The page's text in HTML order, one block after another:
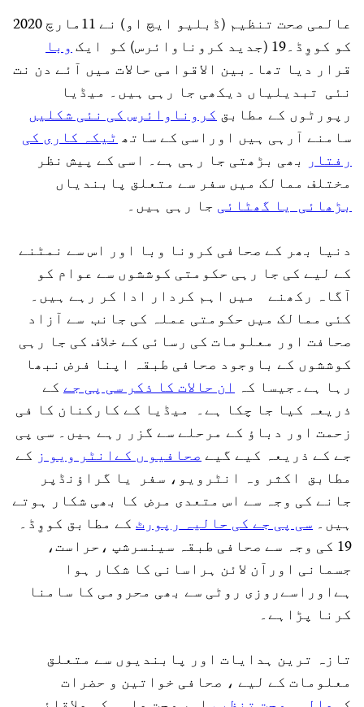
عالمی صحت تنظیم (ڈبلیو ایچ او) نے 11مارچ 2020
کو کووِڈ۔19 (جدید کروناوائرس) کو ایک
وبا
قرار دیا تھا۔بین الاقوامی حالات میں آئے دن نت
نئی تبدیلیاں دیکھی جا رہی ہیں۔ میڈیا
رپورٹوں کے مطابقکروناوائرس کی نئی شکلیں
سامنے آرہی ہیں اوراسی کے ساتھٹیکہ کاری کی
رفتار بھی بڑھتی جا رہی ہے۔ اسی کے پیش نظر
مختلف ممالک میں سفر سے متعلق پابندیاں
بڑھائی یا گھٹائی جا رہی ہیں۔
دنیا بھر کے صحافی کرونا وبا اور اس سے نمٹنے
کے لیے کی جا رہی حکومتی کوششوں سے عوام کو
آگاہ رکھنے میں اہم کردار ادا کر رہے ہیں۔
کئی ممالک میں حکومتی عملہ کی جانب سے آزاد
صحافت اور معلومات کی رسائی کے خلاف کی جا رہی
کوششوں کے باوجود صحافی طبقہ اپنا فرض نبھا
رہا ہے۔جیسا کہ ان حالات کا ذکر سی پی جے کے
ذریعہ کیا جا چکا ہے۔ میڈیا کے کارکنان کا فی
زحمت اور دباؤ کے مرحلے سے گزر رہے ہیں۔ سی پی
جے کے ذریعہ کیے گیےصحافیو ں کےانٹر ویو ز کے
مطابق اکثر وہ انٹرویو، سفر یا گراؤنڈپر
جانے کی وجہ سے اس متعدی مرض کا بھی شکار ہوتے
ہیں۔ سی پی جے کی حالیہ رپورٹ کے مطابق کووِڈ۔
19 کی وجہ سے صحافی طبقہ سینسرشپ ،حراست،
جسمانی اورآن لائن ہراسانی کا شکار ہوا
ہےاوراسےروزی روٹی سے بھی محرومی کا سامنا
کرنا پڑاہے۔
تازہ ترین ہدایات اور پابندیوں سے متعلق
معلومات کے لیے ، صحافی خواتین و حضرات